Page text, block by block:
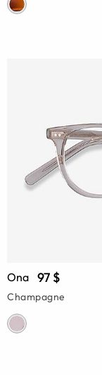
Ona 97 $
Champagne